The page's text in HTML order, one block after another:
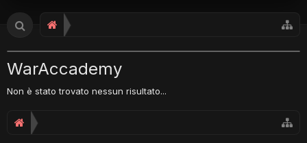
WarAccademy
Non è stato trovato nessun risultato...